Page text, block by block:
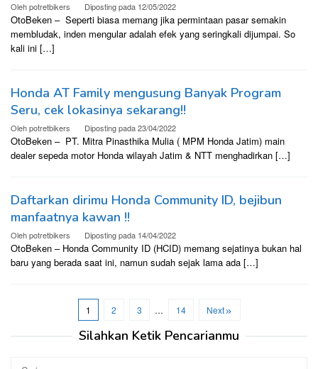
Olehpotretbikers Diposting pada 12/05/2022
OtoBeken – Seperti biasa memang jika permintaan pasar semakin
membludak, inden mengular adalah efek yang seringkali dijumpai. So
kali ini […]
Honda AT Family mengusung Banyak Program
Seru, cek lokasinya sekarang!!
Olehpotretbikers Diposting pada23/04/2022
OtoBeken – PT. Mitra Pinasthika Mulia ( MPM Honda Jatim) main
dealer sepeda motor Honda wilayah Jatim & NTT menghadirkan […]
Daftarkan dirimu Honda Community ID, bejibun
manfaatnya kawan !!
Olehpotretbikers Diposting pada 14/04/2022
OtoBeken – Honda Community ID (HCID) memang sejatinya bukan hal
baru yang berada saat ini, namun sudah sejak lama ada […]
1 2 3 … 14 Next
Silahkan Ketik Pencarianmu